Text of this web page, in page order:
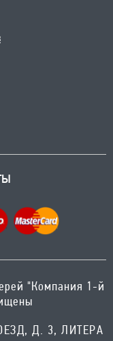
"Компания 1-й
Д. 3, ЛИТЕРА